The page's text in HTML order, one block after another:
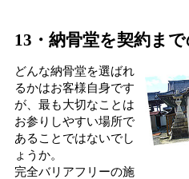
13・納骨堂を契約ま
どんな納骨堂を選ばれ
るかはお客様自身です
が、最も大切なことは
お参りしやすい場所で
あることではないでし
ょうか。
完全バリアフリーの施